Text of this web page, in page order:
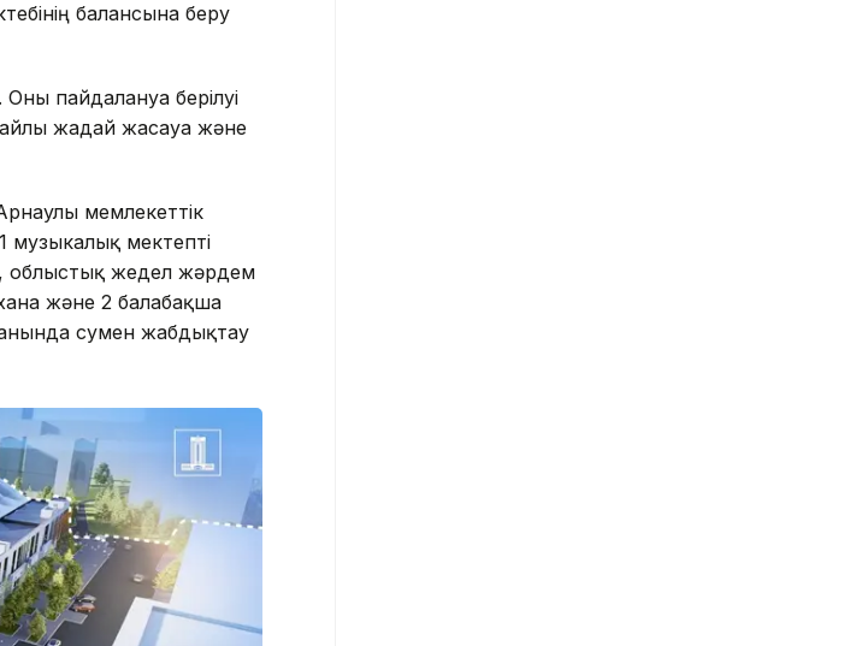
балансына беру
пайдалануға берілуі
жағдай жасауға және
мемлекеттік
музыкалық мектепті
облыстық жедел жәрдем
және 2 балабақша
сумен жабдықтау